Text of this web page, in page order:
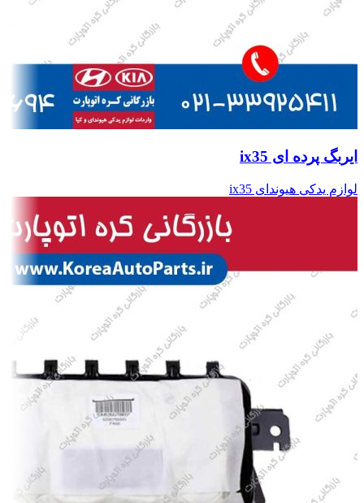
ایربگ پرده ای ix35
لوازم یدکی هیوندای ix35